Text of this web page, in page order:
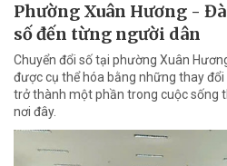
Phường Xuân Hương -
số đến từng người dân
Chuyển đổi số tại phường Xuân
được cụ thể hóa bằng những thay
trở thành một phần trong cuộc sống
nơi đây.